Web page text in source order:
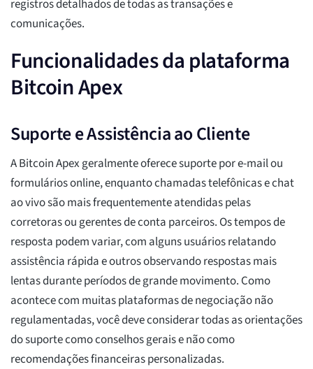
registros detalhados de todas as transações e
comunicações.
Funcionalidades da plataforma
Bitcoin Apex
Suporte e Assistência ao Cliente
A Bitcoin Apex geralmente oferece suporte por e-mail ou
formulários online, enquanto chamadas telefônicas e chat
ao vivo são mais frequentemente atendidas pelas
corretoras ou gerentes de conta parceiros. Os tempos de
resposta podem variar, com alguns usuários relatando
assistência rápida e outros observando respostas mais
lentas durante períodos de grande movimento. Como
acontece com muitas plataformas de negociação não
regulamentadas, você deve considerar todas as orientações
do suporte como conselhos gerais e não como
recomendações financeiras personalizadas.